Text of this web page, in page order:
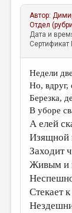
АВТОРЫ
ЛИТСАЛОН
НОВОСТИ
ПРАВИЛА
ОТДЕЛЫ И
ИЗБРАННОЕ
ДАЙДЖЕСТ
ПЕРЕВОДЫ
Автор:
Отдел
Дата и
Недели
Но, вдруг,
Березка,
В уборе
А елей
Изящной
Заходит
Живым и
Стекает